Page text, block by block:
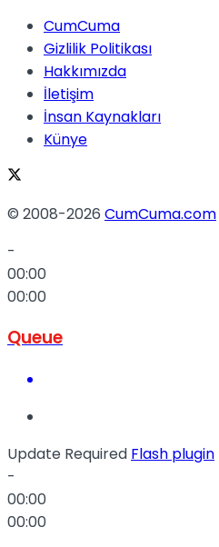
CumCuma
Gizlilik Politikası
Hakkımızda
İletişim
İnsan Kaynakları
Künye
© 2008-2026 CumCuma.com
-
00:00
00:00
Queue
Update Required Flash plugin
-
00:00
00:00